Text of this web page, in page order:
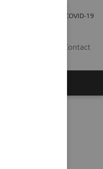
COVID-19
Contact